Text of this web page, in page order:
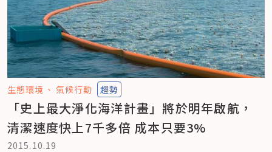
生態環境 氣候行動 趨勢
「史上最大淨化海洋計畫」將於明年啟航，
清潔速度快上7千多倍 成本只要3%
2015.10.19